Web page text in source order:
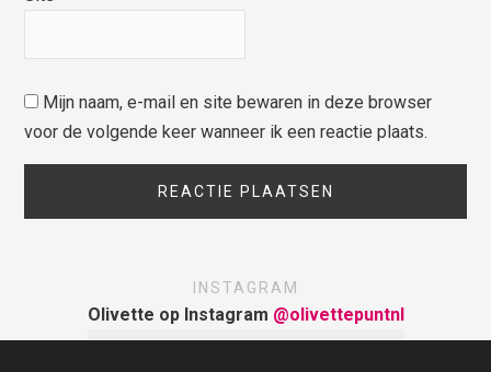
Mijn naam, e-mail en site bewaren in deze browser
voor de volgende keer wanneer ik een reactie plaats.
INSTAGRAM
Olivette op Instagram @olivettepuntnl